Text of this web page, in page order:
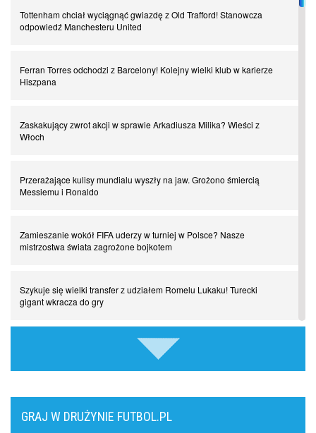
Powrót do Ekstraklasy. Kolejny sen Miedzi Legnica
Chłopak z pizzerii. Kim był zmarły Mino Raiola?
drużynę?
Pocztówki z ćwierćfinałów. Liga Mistrzów wkracza w decydującą
Come together. Piłkarskie duety, za którymi tęsknimy. Część II
Tottenham chciał wyciągnąć gwiazdę z Old Trafford! Stanowcza
odpowiedź Manchesteru United
Ferran Torres odchodzi z Barcelony! Kolejny wielki klub w karierze
Hiszpana
Zaskakujący zwrot akcji w sprawie Arkadiusza Milika? Wieści z
Włoch
Przerażające kulisy mundialu wyszły na jaw. Grożono śmiercią
Messiemu i Ronaldo
Zamieszanie wokół FIFA uderzy w turniej w Polsce? Nasze
mistrzostwa świata zagrożone bojkotem
Szykuje się wielki transfer z udziałem Romelu Lukaku! Turecki
gigant wkracza do gry
Kiedy gra Robert Lewandowski?
wrócić do La Liga
GRAJ W DRUŻYNIE FUTBOL.PL